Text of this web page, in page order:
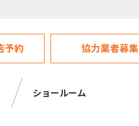
予約 協力業者募集
ショールーム